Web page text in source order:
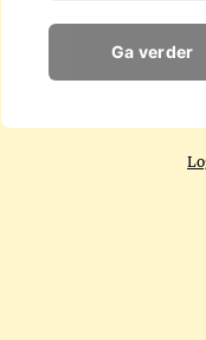
Ga verder